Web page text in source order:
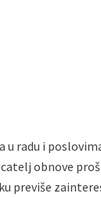
radu i
obnove
previše